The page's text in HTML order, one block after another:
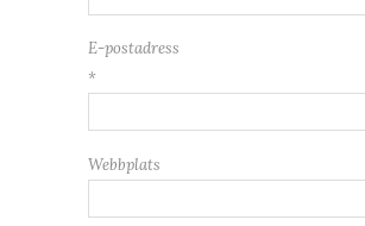
E-postadress
*
Webbplats